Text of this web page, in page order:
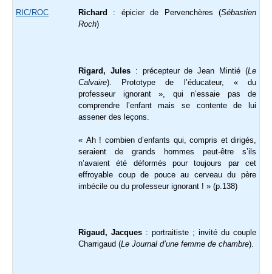
RIC/ROC Richard : épicier de Pervenchères (Sébastien
Roch)
Rigard, Jules : précepteur de Jean Mintié (Le
Calvaire). Prototype de l’éducateur, « du
professeur ignorant », qui n’essaie pas de
comprendre l’enfant mais se contente de lui
assener des leçons.
« Ah ! combien d’enfants qui, compris et dirigés,
seraient de grands hommes peut-être s’ils
n’avaient été déformés pour toujours par cet
effroyable coup de pouce au cerveau du père
imbécile ou du professeur ignorant ! » (p.138)
Rigaud, Jacques : portraitiste ; invité du couple
Charrigaud (Le Journal d’une femme de chambre).